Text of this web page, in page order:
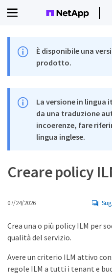
È disponibile una
prodotto.
La versione in
da una traduzione
incoerenze, fare
lingua inglese.
Creare policy
07/24/2026
Crea una o più policy ILM per
qualità del servizio.
Avere un criterio ILM attivo
regole ILM a tutti i tenant e